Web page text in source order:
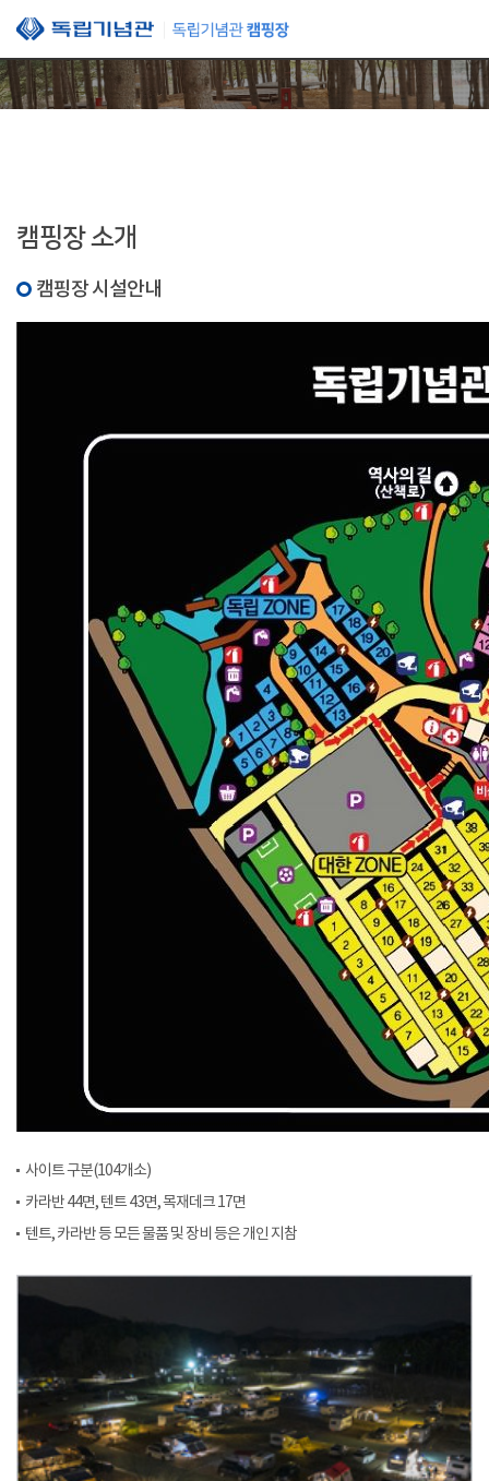
본문 바로가기
캠핑장 소개
캠핑장 시설안내
사이트 구분(104개소)
카라반 44면, 텐트 43면, 목재데크 17면
텐트, 카라반 등 모든 물품 및 장비 등은 개인 지참